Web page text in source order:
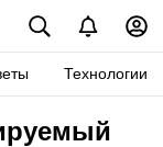
Технологии